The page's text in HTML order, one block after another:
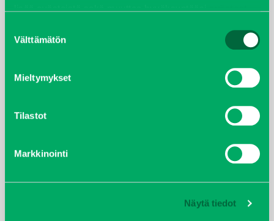
valinta
Välttämätön
Mieltymykset
Tilastot
Markkinointi
Näytä tiedot
tammikuu 2021
helmikuu 2020